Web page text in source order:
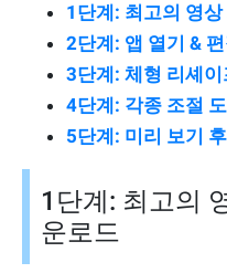
1단계: 최고의 영
2단계: 앱 열기 &
3단계: 체형 리셰
4단계: 각종 조절
5단계: 미리 보기
1단계: 최고의
운로드